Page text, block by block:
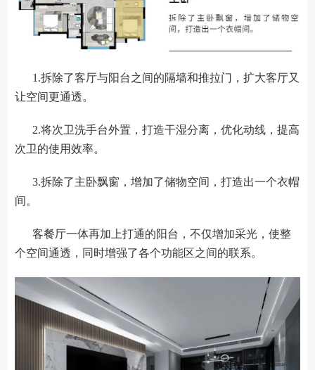
1.拆除了客厅与阳台之间的隔墙和推拉门，扩大客厅又
让空间更通透。
2.将次卫洗手台外置，打造干湿分离，优化动线，提高
次卫的使用效率。
3.拆除了主卧飘窗，增加了储物空间，打造出一个衣帽
间。
客餐厅一体再加上打通的阳台，不仅增加采光，使整
个空间通透，同时增强了各个功能区之间的联系。